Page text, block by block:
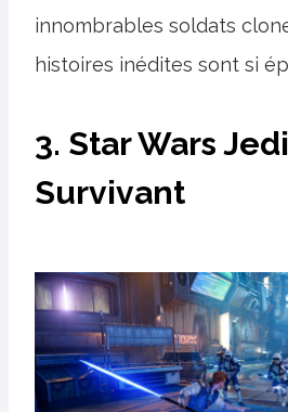
innombrables soldats
histoires inédites sont si
3. Star Wars
Survivant